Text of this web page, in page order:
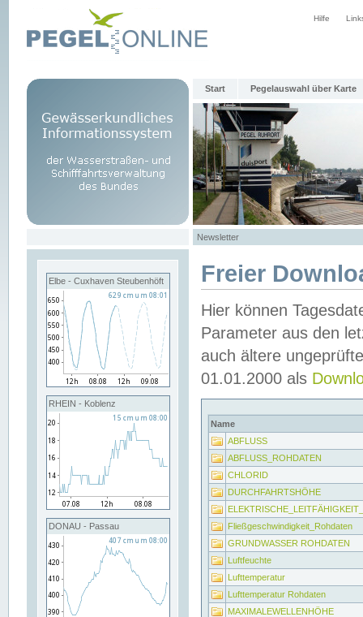
Hilfe
Start Pegelauswahl über Karte
Newsletter
Elbe - Cuxhaven Steubenhöft
RHEIN - Koblenz
DONAU - Passau
Freier
Hier können
Parameter aus den
auch ältere
01.01.2000 als
Name
ABFLUSS
ABFLUSS_ROHDATEN
CHLORID
DURCHFAHRTSHÖHE
Fließgeschwindigkeit_Rohdaten
GRUNDWASSER ROHDATEN
Luftfeuchte
Lufttemperatur
Lufttemperatur Rohdaten
MAXIMALEWELLENHÖHE